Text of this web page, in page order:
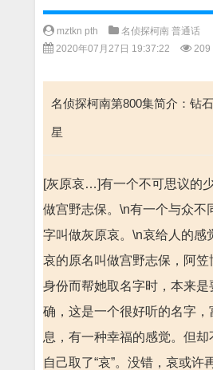
mztkn pth
名侦探柯南 普通话
2020年07月27日 19:37:22
209
名侦探柯南第800集简介：钻
星
[灰原哀…]有一个不可思议的
做宫野志保。\n有一个与众不
字叫做灰原哀。\n哀给人的感
哀的原名叫做宫野志保，阿笠
身份而帮她取名字时，本来是
确，这是一个很好听的名字
息，有一种幸福的感觉。但
自己取了“哀”。没错，哀或许